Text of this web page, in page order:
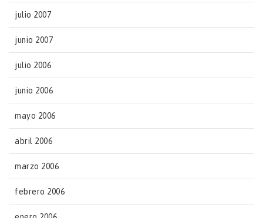
julio 2007
junio 2007
julio 2006
junio 2006
mayo 2006
abril 2006
marzo 2006
febrero 2006